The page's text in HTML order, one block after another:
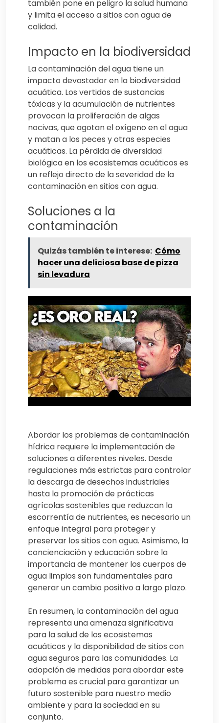
también pone en peligro la salud humana
y limita el acceso a sitios con agua de
calidad.
Impacto en la biodiversidad
La contaminación del agua tiene un
impacto devastador en la biodiversidad
acuática. Los vertidos de sustancias
tóxicas y la acumulación de nutrientes
provocan la proliferación de algas
nocivas, que agotan el oxígeno en el agua
y matan a los peces y otras especies
acuáticas. La pérdida de diversidad
biológica en los ecosistemas acuáticos es
un reflejo directo de la severidad de la
contaminación en sitios con agua.
Soluciones a la
contaminación
Quizás también te interese: Cómo
hacer una deliciosa base de pizza
sin levadura
Abordar los problemas de contaminación
hídrica requiere la implementación de
soluciones a diferentes niveles. Desde
regulaciones más estrictas para controlar
la descarga de desechos industriales
hasta la promoción de prácticas
agrícolas sostenibles que reduzcan la
escorrentía de nutrientes, es necesario un
enfoque integral para proteger y
preservar los sitios con agua. Asimismo, la
concienciación y educación sobre la
importancia de mantener los cuerpos de
agua limpios son fundamentales para
generar un cambio positivo a largo plazo.
En resumen, la contaminación del agua
representa una amenaza significativa
para la salud de los ecosistemas
acuáticos y la disponibilidad de sitios con
agua seguros para las comunidades. La
adopción de medidas para abordar este
problema es crucial para garantizar un
futuro sostenible para nuestro medio
ambiente y para la sociedad en su
conjunto.